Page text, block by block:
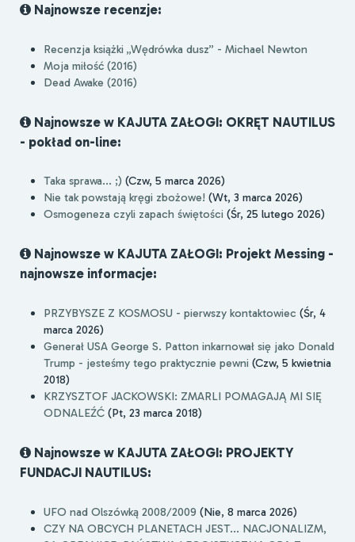
Najnowsze recenzje:
Recenzja książki „Wędrówka dusz” - Michael Newton
Moja miłość (2016)
Dead Awake (2016)
Najnowsze w KAJUTA ZAŁOGI: OKRĘT NAUTILUS
- pokład on-line:
Taka sprawa... ;) (Czw, 5 marca 2026)
Nie tak powstają kręgi zbożowe! (Wt, 3 marca 2026)
Osmogeneza czyli zapach świętości (Śr, 25 lutego 2026)
Najnowsze w KAJUTA ZAŁOGI: Projekt Messing -
najnowsze informacje:
PRZYBYSZE Z KOSMOSU - pierwszy kontaktowiec (Śr, 4
marca 2026)
Generał USA George S. Patton inkarnował się jako Donald
Trump - jesteśmy tego praktycznie pewni (Czw, 5 kwietnia
2018)
KRZYSZTOF JACKOWSKI: ZMARLI POMAGAJĄ MI SIĘ
ODNALEŹĆ (Pt, 23 marca 2018)
Najnowsze w KAJUTA ZAŁOGI: PROJEKTY
FUNDACJI NAUTILUS:
UFO nad Olszówką 2008/2009 (Nie, 8 marca 2026)
CZY NA OBCYCH PLANETACH JEST... NACJONALIZM,